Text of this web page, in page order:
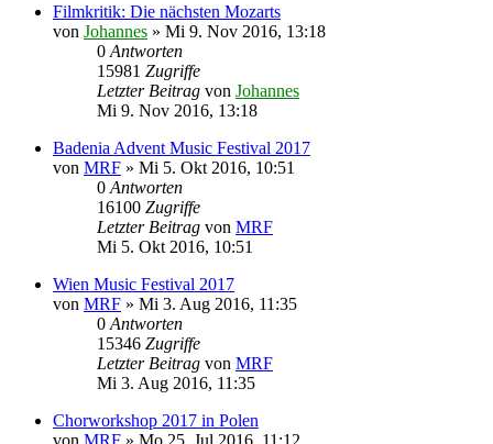
Filmkritik: Die nächsten Mozarts
von Johannes » Mi 9. Nov 2016, 13:18
0 Antworten
15981 Zugriffe
Letzter Beitrag von Johannes
Mi 9. Nov 2016, 13:18
Badenia Advent Music Festival 2017
von MRF » Mi 5. Okt 2016, 10:51
0 Antworten
16100 Zugriffe
Letzter Beitrag von MRF
Mi 5. Okt 2016, 10:51
Wien Music Festival 2017
von MRF » Mi 3. Aug 2016, 11:35
0 Antworten
15346 Zugriffe
Letzter Beitrag von MRF
Mi 3. Aug 2016, 11:35
Chorworkshop 2017 in Polen
von MRF » Mo 25. Jul 2016, 11:12